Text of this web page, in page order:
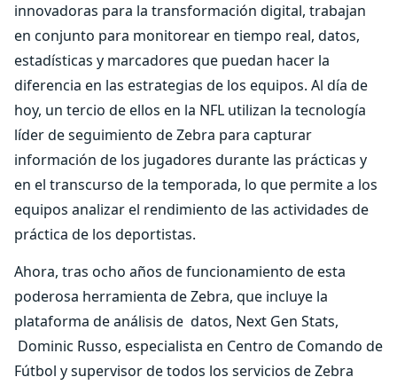
innovadoras para la transformación digital, trabajan
en conjunto para monitorear en tiempo real, datos,
estadísticas y marcadores que puedan hacer la
diferencia en las estrategias de los equipos. Al día de
hoy, un tercio de ellos en la NFL utilizan la tecnología
líder de seguimiento de Zebra para capturar
información de los jugadores durante las prácticas y
en el transcurso de la temporada, lo que permite a los
equipos analizar el rendimiento de las actividades de
práctica de los deportistas.
Ahora, tras ocho años de funcionamiento de esta
poderosa herramienta de Zebra, que incluye la
plataforma de análisis de datos, Next Gen Stats,
Dominic Russo, especialista en Centro de Comando de
Fútbol y supervisor de todos los servicios de Zebra